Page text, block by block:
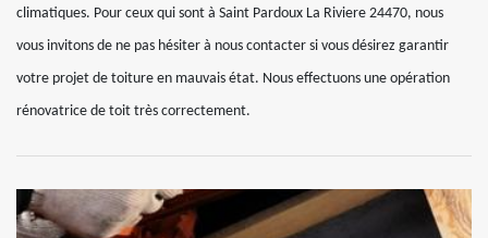
climatiques. Pour ceux qui sont à Saint Pardoux La Riviere 24470, nous
vous invitons de ne pas hésiter à nous contacter si vous désirez garantir
votre projet de toiture en mauvais état. Nous effectuons une opération
rénovatrice de toit très correctement.